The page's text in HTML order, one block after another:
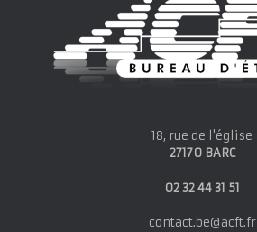
18, rue de l'église
27170 BARC
02 32 44 31 51
contact.be@acft.fr